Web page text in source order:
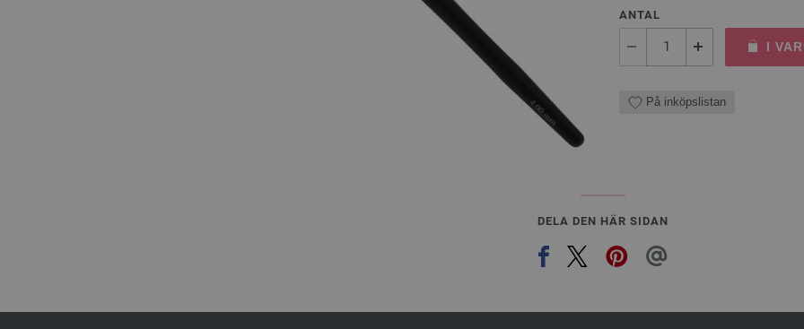
ANTAL
I
På inköpslistan
DELA DEN HÄR SIDAN